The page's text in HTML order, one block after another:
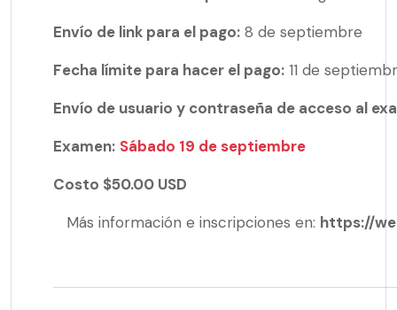
Envío de link para el pago: 8 de septiembre
Fecha límite para hacer el pago: 11 de
Envío de usuario y contraseña de acceso al
Examen: Sábado 19 de septiembre
Costo $50.00 USD
Más información e inscripciones en: https://